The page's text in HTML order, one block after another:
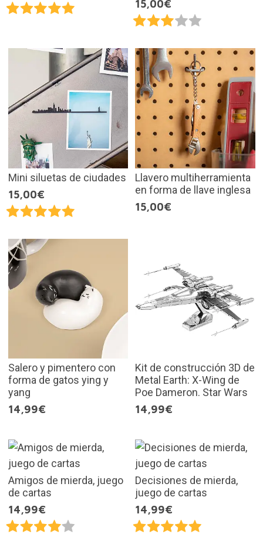
15,00€
Mini siluetas de ciudades
15,00€
Llavero multiherramienta
en forma de llave inglesa
15,00€
Salero y pimentero con
forma de gatos ying y
yang
14,99€
Kit de construcción 3D de
Metal Earth: X-Wing de
Poe Dameron. Star Wars
14,99€
Amigos de mierda, juego
de cartas
14,99€
Decisiones de mierda,
juego de cartas
14,99€